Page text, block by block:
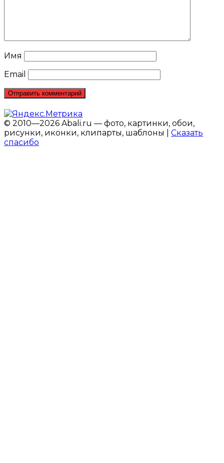
Имя
Email
© 2010—2026 Abali.ru — фото, картинки, обои,
рисунки, иконки, клипарты, шаблоны | Сказать
спасибо